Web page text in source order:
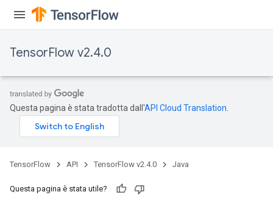
TensorFlow v2.4.0
Questa pagina è stata tradotta dall'API Cloud Translation
TensorFlow API TensorFlow v2.4.0 Java
Questa pagina è stata utile?